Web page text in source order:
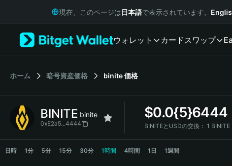
Русский
Italiano
简体中文
繁體中文
Bahasa Indonesia
現在、このページは日本語で表示されています。
ウォレット カードスワップ
ホーム 暗号資産価格 binite価格
BINITE binite
0xE2a5...4444
$0.0{5}6444
BINITEとUSDの交換： 1
BINITE Price Chart
日時 1分 5分 15分 30分 1時間 4時間 1日 1週間